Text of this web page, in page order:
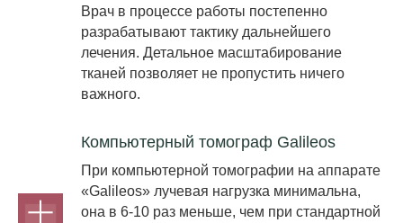
Врач в процессе работы постепенно
разрабатывают тактику дальнейшего
лечения. Детальное масштабирование
тканей позволяет не пропустить ничего
важного.
Компьютерный томограф Galileos
При компьютерной томографии на аппарате
«Galileos» лучевая нагрузка минимальна,
она в 6-10 раз меньше, чем при стандартной